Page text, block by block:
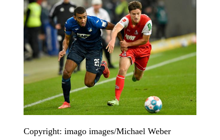
Copyright: imago images/Michael Weber